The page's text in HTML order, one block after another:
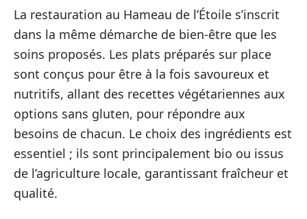
La restauration au Hameau de l’Étoile s’inscrit
dans la même démarche de bien-être que les
soins proposés. Les plats préparés sur place
sont conçus pour être à la fois savoureux et
nutritifs, allant des recettes végétariennes aux
options sans gluten, pour répondre aux
besoins de chacun. Le choix des ingrédients est
essentiel ; ils sont principalement bio ou issus
de l’agriculture locale, garantissant fraîcheur et
qualité.